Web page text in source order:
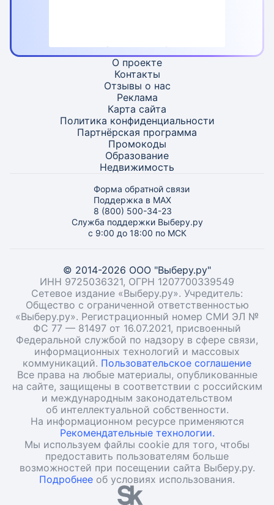
О проекте
Контакты
Отзывы о нас
Реклама
Карта сайта
Политика конфиденциальности
Партнёрская программа
Промокоды
Образование
Недвижимость
Форма обратной связи
Поддержка в MAX
8 (800) 500-34-23
Служба поддержки Выберу.ру
с 9:00 до 18:00 по МСК
© 2014-2026 ООО "Выберу.ру"
ИНН 9725036321, ОГРН 1207700339549
Сетевое издание «Выберу.ру». Учредитель:
Общество с ограниченной ответственностью
«Выберу.ру». Регистрационный номер СМИ ЭЛ №
ФС 77 — 81497 от 16.07.2021, присвоенный
Федеральной службой по надзору в сфере связи,
информационных технологий и массовых
коммуникаций. Пользовательское соглашение
Все права на любые материалы, опубликованные
на сайте, защищены в соответствии с российским
и международным законодательством
об интеллектуальной собственности.
На информационном ресурсе применяются
Рекомендательные технологии.
Мы используем файлы cookie для того, чтобы
предоставить пользователям больше
возможностей при посещении сайта Выберу.ру.
Подробнее об условиях использования.